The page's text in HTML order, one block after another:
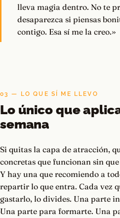
lleva magia dentro. No te
desaparezca si piensas
contigo. Esa sí me la creo.»
03 — LO QUE SÍ ME LLEVO
Lo único que
semana
Si quitas la capa de atracción,
concretas que funcionan sin
Y hay una que recomiendo a
repartir lo que entra. Cada vez
gastarlo, lo divides. Una parte
Una parte para formarte. Una